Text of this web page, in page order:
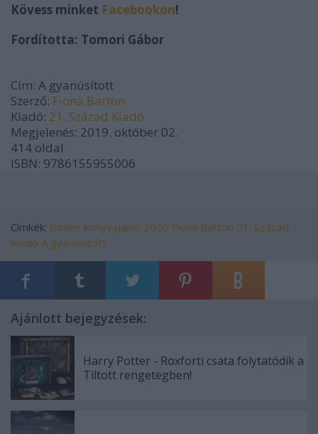
Kövess minket Facebookon!
Fordította: Tomori Gábor
Cím: A gyanúsított
Szerző: Fiona Barton
Kiadó: 21. Század Kiadó
Megjelenés: 2019. október 02.
414 oldal
ISBN: 9786155955006
Címkék: thriller könyvajánló 2020 Fiona Barton 21. Század
Kiadó A gyanúsított
Ajánlott bejegyzések:
Harry Potter - Roxforti csata folytatódik a
Tiltott rengetegben!